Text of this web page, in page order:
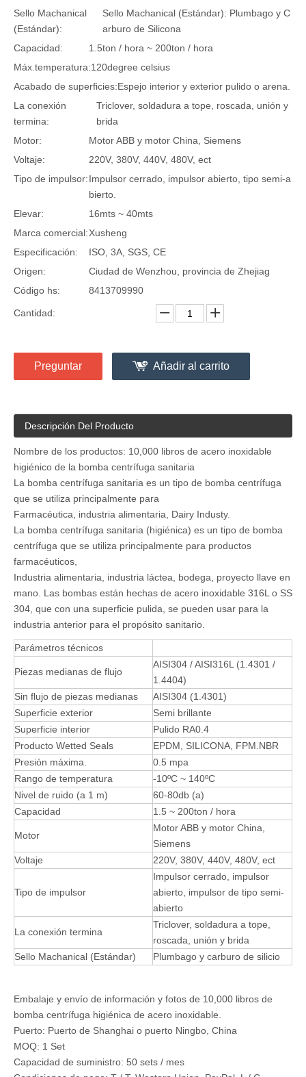
Sello Machanical
(Estándar):
Sello Machanical (Estándar): Plumbago y C
arburo de Silicona
Capacidad:
1.5ton / hora ~ 200ton / hora
Máx.temperatura:120degree celsius
Acabado de superficies:Espejo interior y exterior pulido o arena.
La conexión
termina:
Triclover, soldadura a tope, roscada, unión y
brida
Motor:
Motor ABB y motor China, Siemens
Voltaje:
220V, 380V, 440V, 480V, ect
Tipo de impulsor:Impulsor cerrado, impulsor abierto, tipo semi-a
bierto.
Elevar:
16mts ~ 40mts
Marca comercial:Xusheng
Especificación:
ISO, 3A, SGS, CE
Origen:
Ciudad de Wenzhou, provincia de Zhejiag
Código hs:
8413709990
Cantidad:
Preguntar Añadir al carrito
Descripción Del Producto
Nombre de los productos: 10,000 libros de acero inoxidable
higiénico de la bomba centrífuga sanitaria
La bomba centrífuga sanitaria es un tipo de bomba centrífuga
que se utiliza principalmente para
Farmacéutica, industria alimentaria, Dairy Industy.
La bomba centrífuga sanitaria (higiénica) es un tipo de bomba
centrífuga que se utiliza principalmente para productos
farmacéuticos,
Industria alimentaria, industria láctea, bodega, proyecto llave en
mano. Las bombas están hechas de acero inoxidable 316L o SS
304, que con una superficie pulida, se pueden usar para la
industria anterior para el propósito sanitario.
Parámetros técnicos
Piezas medianas de flujo
AISI304 / AISI316L (1.4301 /
1.4404)
Sin flujo de piezas medianas
AISI304 (1.4301)
Superficie exterior
Semi brillante
Superficie interior
Pulido RA0.4
Producto Wetted Seals
EPDM, SILICONA, FPM.NBR
Presión máxima.
0.5 mpa
Rango de temperatura
-10ºC ~ 140ºC
Nivel de ruido (a 1 m)
60-80db (a)
Capacidad
1.5 ~ 200ton / hora
Motor
Motor ABB y motor China,
Siemens
Voltaje
220V, 380V, 440V, 480V, ect
Tipo de impulsor
Impulsor cerrado, impulsor
abierto, impulsor de tipo semi-
abierto
La conexión termina
Triclover, soldadura a tope,
roscada, unión y brida
Sello Machanical (Estándar)
Plumbago y carburo de silicio
Embalaje y envío de información y fotos de 10,000 libros de
bomba centrífuga higiénica de acero inoxidable.
Puerto: Puerto de Shanghai o puerto Ningbo, China
MOQ: 1 Set
Capacidad de suministro: 50 sets / mes